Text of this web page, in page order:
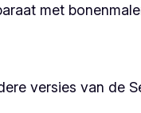
met
versies van de